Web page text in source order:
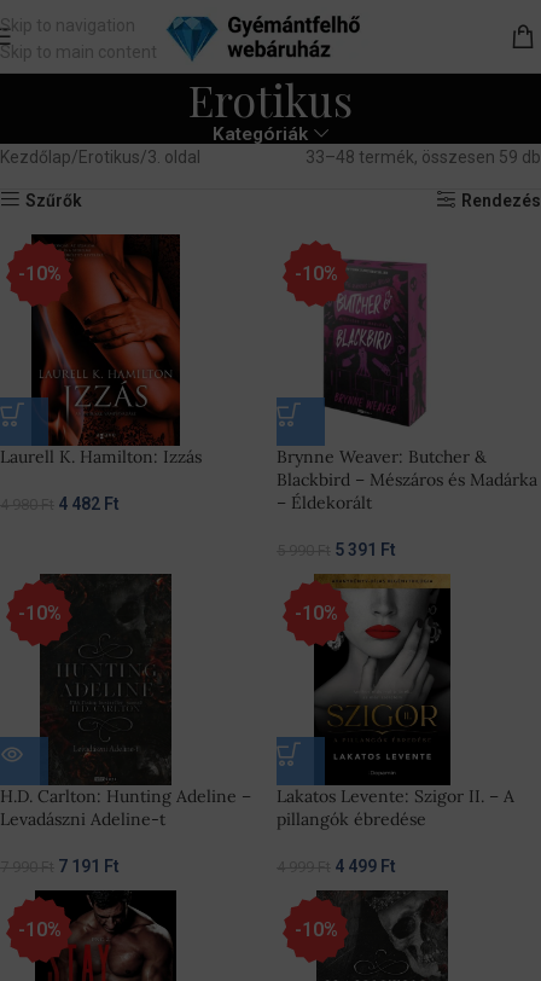
Skip to navigation
Skip to main content
Erotikus
Kategóriák
Kezdőlap Erotikus 3. oldal 33–48 termék, összesen 59 db
Szűrők Rendezés
-10%
Laurell K. Hamilton: Izzás
4 482 Ft
-10%
Brynne Weaver: Butcher &
Blackbird – Mészáros és Madárka
– Éldekorált
5 391 Ft
-10%
H.D. Carlton: Hunting Adeline –
Levadászni Adeline-t
7 191 Ft
-10%
Lakatos Levente: Szigor II. – A
pillangók ébredése
4 499 Ft
-10% -10%